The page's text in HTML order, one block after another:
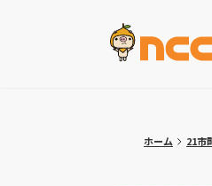
ホーム 21市